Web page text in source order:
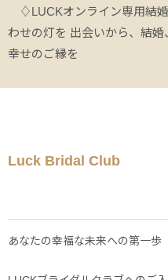
♢LUCKオンライン専用結
わせの灯を 出会いから、結婚
幸せのご縁を
Luck Bridal Club
あなたの幸福な未来への第一歩